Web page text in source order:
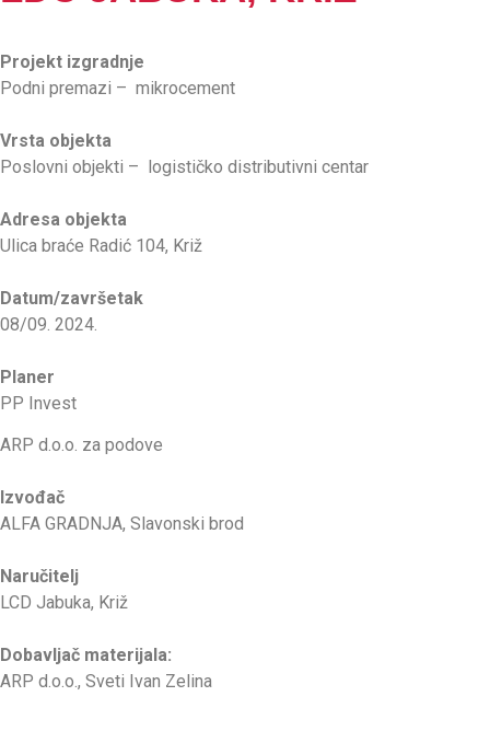
Projekt izgradnje
Podni premazi – mikrocement
Vrsta objekta
Poslovni objekti – logističko distributivni centar
Adresa objekta
Ulica braće Radić 104, Križ
Datum/završetak
08/09. 2024.
Planer
PP Invest
ARP d.o.o. za podove
Izvođač
ALFA GRADNJA, Slavonski brod
Naručitelj
LCD Jabuka, Križ
Dobavljač materijala:
ARP d.o.o., Sveti Ivan Zelina